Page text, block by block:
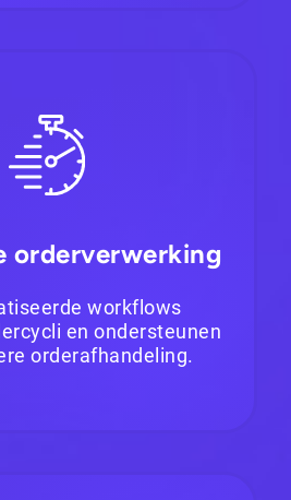
orderverwerking
workflows
en ondersteunen
orderafhandeling.